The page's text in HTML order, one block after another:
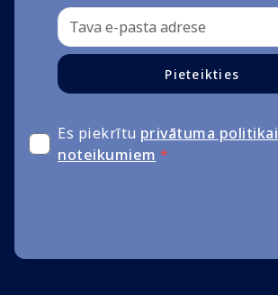
Pieteikties
Es piekrītu privātuma politikai
noteikumiem *